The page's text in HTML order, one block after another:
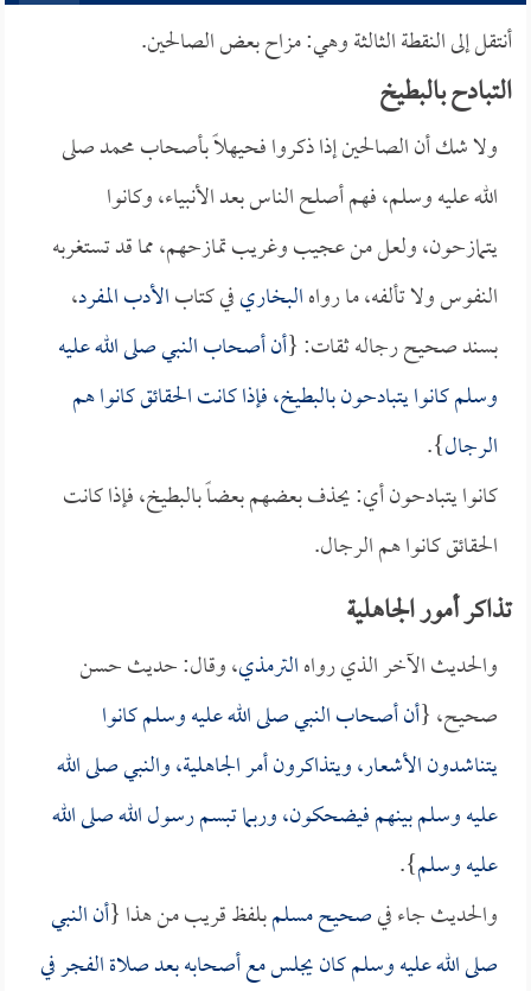
أنتقل إلى النقطة الثالثة وهي: مزاح بعض الصالحين.
التبادح بالبطيخ
ولا شك أن الصالحين إذا ذكروا فحيهلاً بأصحاب محمد صلى
الله عليه وسلم، فهم أصلح الناس بعد الأنبياء، وكانوا
يتمازحون، ولعل من عجيب وغريب تمازحهم، مما قد تستغربه
النفوس ولا تألفه، ما رواهالبخاريفي كتابالأدب المفرد،
بسند صحيح رجاله ثقات: {أن أصحاب النبي صلى الله عليه
وسلم كانوا يتبادحون بالبطيخ، فإذا كانت الحقائق كانوا هم
الرجال}.
كانوا يتبادحون أي: يحذف بعضهم بعضاً بالبطيخ، فإذا كانت
الحقائق كانوا هم الرجال.
تذاكر أمور الجاهلية
والحديث الآخر الذي رواهالترمذي، وقال: حديث حسن
صحيح، {أن أصحاب النبي صلى الله عليه وسلم كانوا
يتناشدون الأشعار، ويتذاكرون أمر الجاهلية، والنبي صلى الله
عليه وسلم بينهم فيضحكون، وربما تبسم رسول الله صلى الله
عليه وسلم}.
والحديث جاء فيصحيح مسلمبلفظ قريب من هذا {أن النبي
صلى الله عليه وسلم كان يجلس مع أصحابه بعد صلاة الفجر في